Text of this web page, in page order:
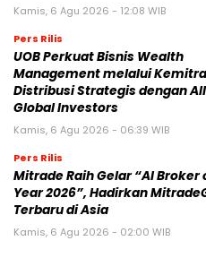
Kamis, 6 Agu 2026 - 12:08 WIB
Pers Rilis
UOB Perkuat Bisnis Wealth
Management melalui
Distribusi Strategis dengan
Global Investors
Kamis, 6 Agu 2026 - 06:39 WIB
Pers Rilis
Mitrade Raih Gelar “AI Broker
Year 2026”, Hadirkan
Terbaru di Asia
Kamis, 6 Agu 2026 - 02:00 WIB